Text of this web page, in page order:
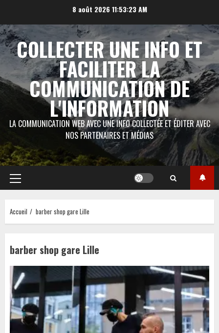
contenu
8 août 2026 11:53:24 AM
COLLECTER UNE INFO ET
FACILITER LA
COMMUNICATION DE
L'INFORMATION
LA COMMUNICATION WEB AVEC UNE INFO COLLECTÉE ET ÉDITER AVEC
NOS PARTENAIRES ET MÉDIAS
Menu
principal
Accueil barber shop gare Lille
barber shop gare Lille